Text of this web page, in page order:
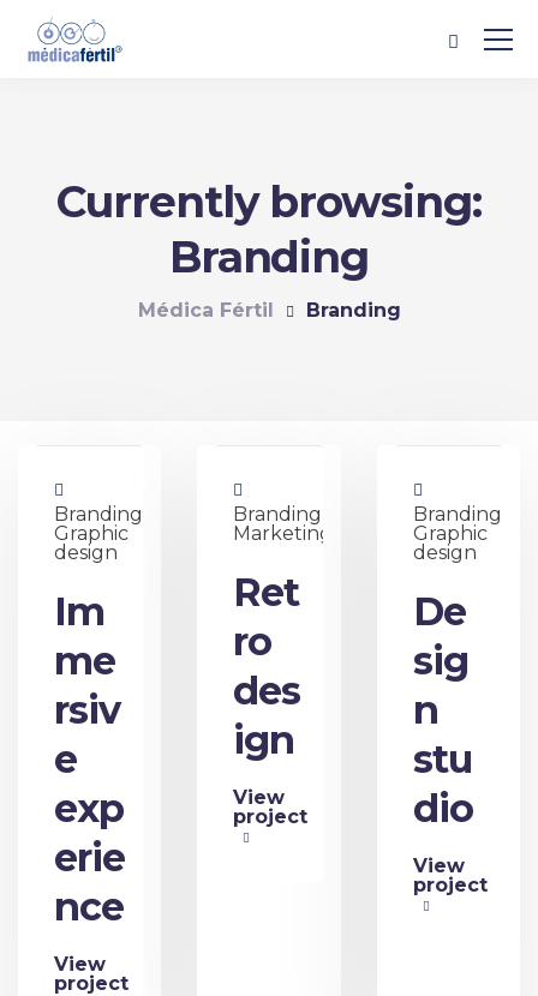
Currently browsing:
Branding
Médica Fértil Branding
Branding,
Graphic
design
Im
me
rsiv
e
exp
erie
nce
View
project
Branding,
Marketing
Ret
ro
des
ign
View
project
Branding,
Graphic
design
De
sig
n
stu
dio
View
project